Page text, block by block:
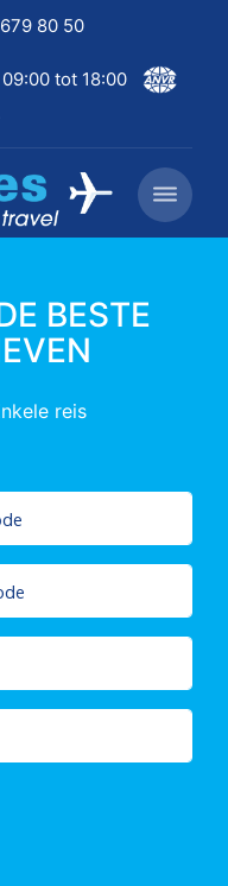
80 50
tot 18:00
BESTE
reis